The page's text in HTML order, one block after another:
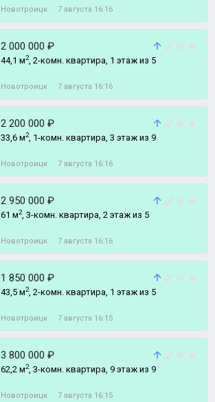
Новотроицк 7 августа 16:16
2 000 000 ₽
44,1 м2, 2-комн. квартира, 1 этаж из 5
Новотроицк 7 августа 16:16
2 200 000 ₽
33,6 м2, 1-комн. квартира, 3 этаж из 9
Новотроицк 7 августа 16:16
2 950 000 ₽
61 м2, 3-комн. квартира, 2 этаж из 5
Новотроицк 7 августа 16:16
1 850 000 ₽
43,5 м2, 2-комн. квартира, 1 этаж из 5
Новотроицк 7 августа 16:15
3 800 000 ₽
62,2 м2, 3-комн. квартира, 9 этаж из 9
Новотроицк 7 августа 16:15